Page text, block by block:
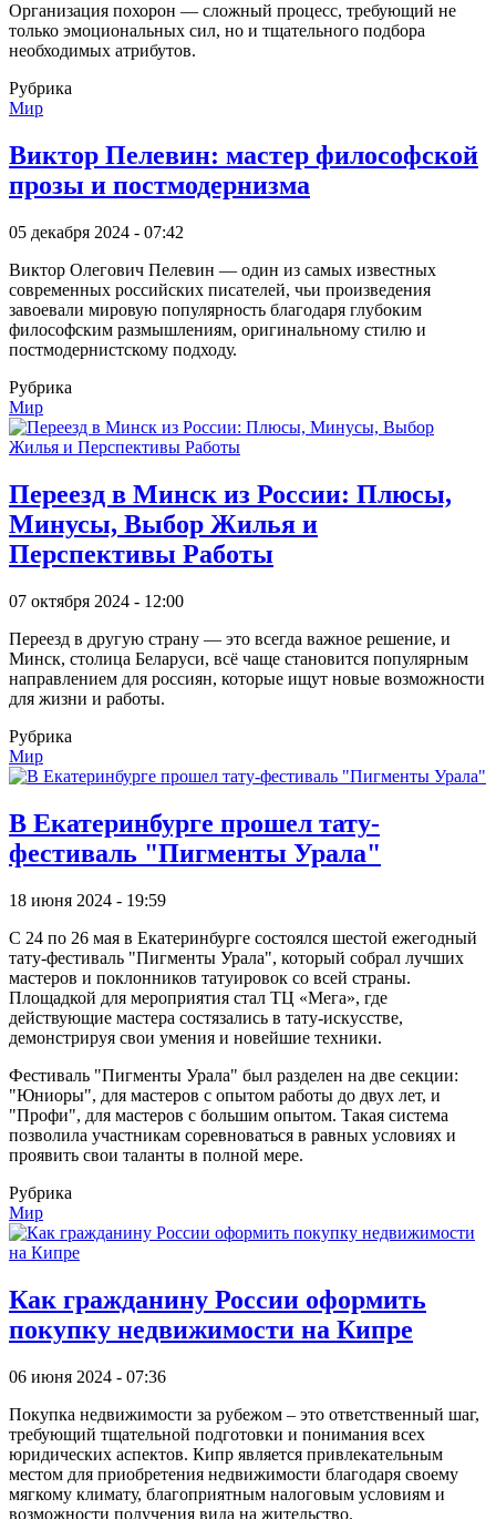
Организация похорон — сложный процесс, требующий не
только эмоциональных сил, но и тщательного подбора
необходимых атрибутов.
Рубрика
Мир
Виктор Пелевин: мастер философской
прозы и постмодернизма
05 декабря 2024 - 07:42
Виктор Олегович Пелевин — один из самых известных
современных российских писателей, чьи произведения
завоевали мировую популярность благодаря глубоким
философским размышлениям, оригинальному стилю и
постмодернистскому подходу.
Рубрика
Мир
Переезд в Минск из России: Плюсы,
Минусы, Выбор Жилья и
Перспективы Работы
07 октября 2024 - 12:00
Переезд в другую страну — это всегда важное решение, и
Минск, столица Беларуси, всё чаще становится популярным
направлением для россиян, которые ищут новые возможности
для жизни и работы.
Рубрика
Мир
В Екатеринбурге прошел тату-
фестиваль "Пигменты Урала"
18 июня 2024 - 19:59
С 24 по 26 мая в Екатеринбурге состоялся шестой ежегодный
тату-фестиваль "Пигменты Урала", который собрал лучших
мастеров и поклонников татуировок со всей страны.
Площадкой для мероприятия стал ТЦ «Мега», где
действующие мастера состязались в тату-искусстве,
демонстрируя свои умения и новейшие техники.
Фестиваль "Пигменты Урала" был разделен на две секции:
"Юниоры", для мастеров с опытом работы до двух лет, и
"Профи", для мастеров с большим опытом. Такая система
позволила участникам соревноваться в равных условиях и
проявить свои таланты в полной мере.
Рубрика
Мир
Как гражданину России оформить
покупку недвижимости на Кипре
06 июня 2024 - 07:36
Покупка недвижимости за рубежом – это ответственный шаг,
требующий тщательной подготовки и понимания всех
юридических аспектов. Кипр является привлекательным
местом для приобретения недвижимости благодаря своему
мягкому климату, благоприятным налоговым условиям и
возможности получения вида на жительство.